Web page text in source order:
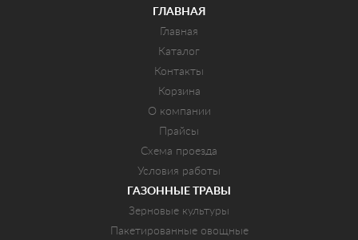
ГЛАВНАЯ
Главная
Каталог
Контакты
Корзина
О компании
Прайсы
Схема проезда
Условия работы
ГАЗОННЫЕ ТРАВЫ
Зерновые культуры
Пакетированные овощные